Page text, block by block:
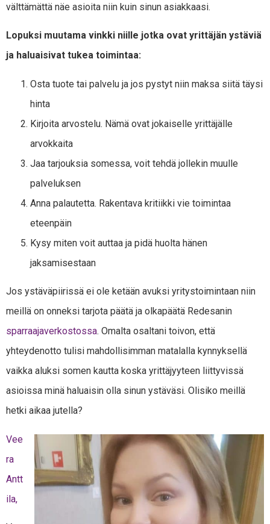
välttämättä näe asioita niin kuin sinun asiakkaasi.
Lopuksi muutama vinkki niille jotka ovat yrittäjän ystäviä
ja haluaisivat tukea toimintaa:
Osta tuote tai palvelu ja jos pystyt niin maksa siitä täysi
hinta
Kirjoita arvostelu. Nämä ovat jokaiselle yrittäjälle
arvokkaita
Jaa tarjouksia somessa, voit tehdä jollekin muulle
palveluksen
Anna palautetta. Rakentava kritiikki vie toimintaa
eteenpäin
Kysy miten voit auttaa ja pidä huolta hänen
jaksamisestaan
Jos ystäväpiirissä ei ole ketään avuksi yritystoimintaan niin
meillä on onneksi tarjota päätä ja olkapäätä Redesanin
sparraajaverkostossa. Omalta osaltani toivon, että
yhteydenotto tulisi mahdollisimman matalalla kynnyksellä
vaikka aluksi somen kautta koska yrittäjyyteen liittyvissä
asioissa minä haluaisin olla sinun ystäväsi. Olisiko meillä
hetki aikaa jutella?
Vee
ra
Antt
ila,